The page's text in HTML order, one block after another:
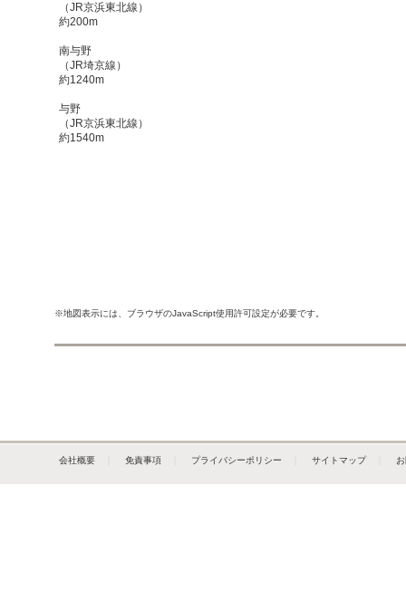
（JR京浜東北線）
約200m
南与野
（JR埼京線）
約1240m
与野
（JR京浜東北線）
約1540m
※地図表示には、ブラウザのJavaScript使用許可設定が必要です。
会社概要 免責事項 プライバシーポリシー サイトマップ｜